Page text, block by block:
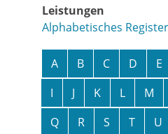
Leistungen
Alphabetisches
A B C D E
I
J K L M
Q
R S T U